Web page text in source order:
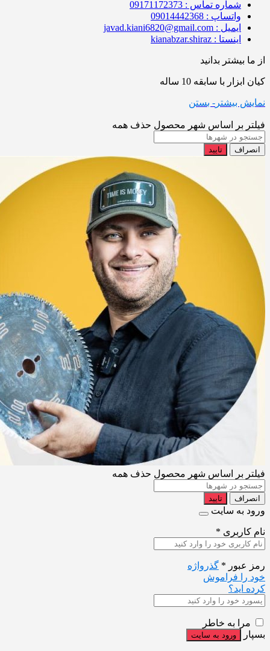
شماره تماس : 09171172373
واتساپ : 09014442368
ایمیل : javad.kiani6820@gmail.com
اینستا : kianabzar.shiraz
از ما بیشتر بدانید
کیان ابزار با سابقه 10 ساله
نمایش بیشتر - بستن
فیلتر بر اساس شهر محصول حذف همه
انصراف تایید
فیلتر بر اساس شهر محصول حذف همه
انصراف تایید
ورود به سایت
نام کاربری *
رمز عبور * گذرواژه
خود را فراموش
کرده اید؟
مرا به خاطر
بسپار